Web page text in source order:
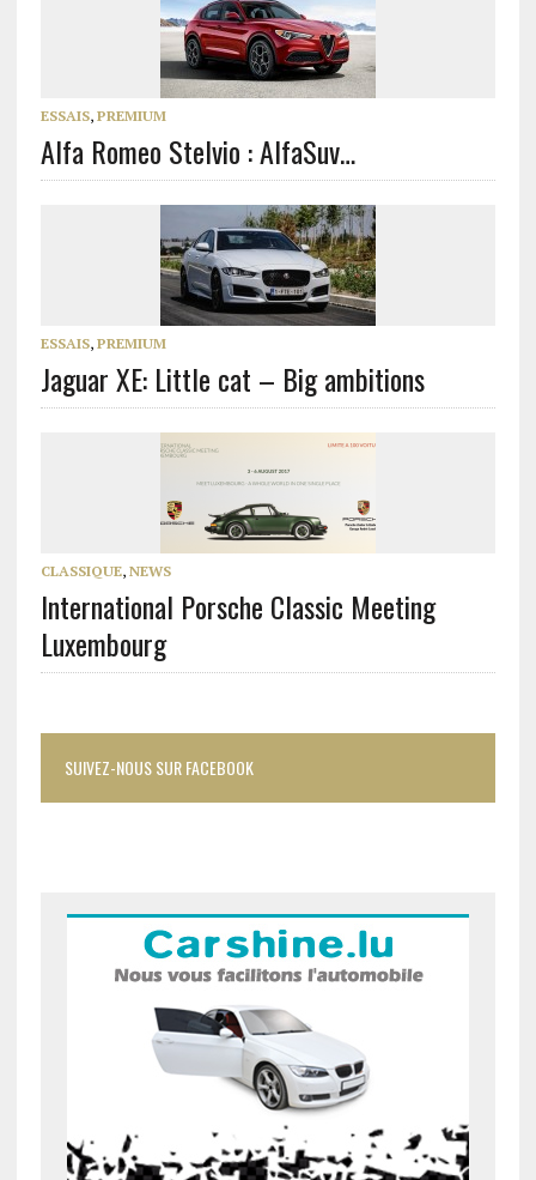
ESSAIS, PREMIUM
Alfa Romeo Stelvio : AlfaSuv…
ESSAIS, PREMIUM
Jaguar XE: Little cat – Big ambitions
CLASSIQUE, NEWS
International Porsche Classic Meeting
Luxembourg
SUIVEZ-NOUS SUR FACEBOOK